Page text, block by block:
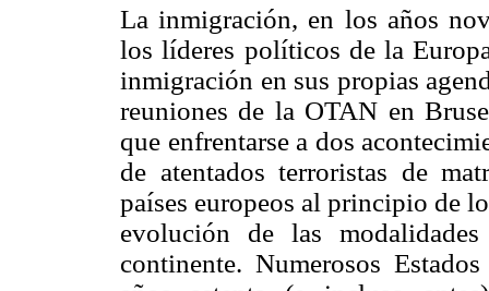
La inmigración, en los años
los líderes políticos de la
inmigración en sus propias
reuniones de la OTAN en
que enfrentarse a dos
de atentados terroristas de
países europeos al principio de
evolución de las
continente. Numerosos